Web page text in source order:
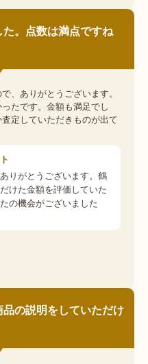
。点数は満点ですね
、ありがとうございます。
たです。金額も満足でし
定していただきものが出て
りがとうございます。鶴
けた金額を評価していた
の機会がございました
の説明をしていただけ